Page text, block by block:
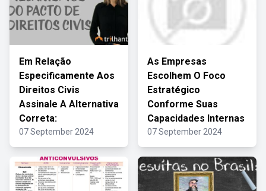
Em Relação
Especificamente Aos
Direitos Civis
Assinale A Alternativa
Correta:
07 September 2024
As Empresas
Escolhem O Foco
Estratégico
Conforme Suas
Capacidades Internas
07 September 2024